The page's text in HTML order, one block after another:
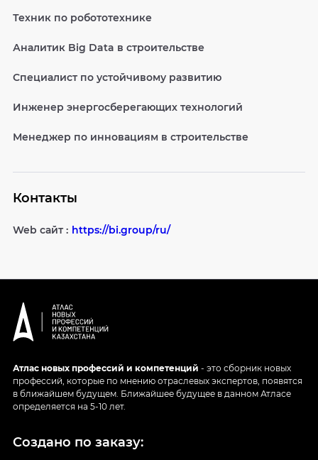
Техник по робототехнике
Аналитик Big Data в строительстве
Специалист по устойчивому развитию
Инженер энергосберегающих технологий
Менеджер по инновациям в строительстве
Контакты
Web сайт : https://bi.group/ru/
Атлас новых профессий и компетенций - это сборник новых
профессий, которые по мнению отраслевых экспертов, появятся
в ближайшем будущем. Ближайшее будущее в данном Атласе
определяется на 5-10 лет.
Создано по заказу: